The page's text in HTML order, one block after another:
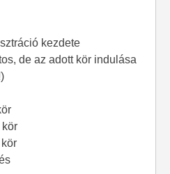
kezdete
de az adott kör indulása
kör